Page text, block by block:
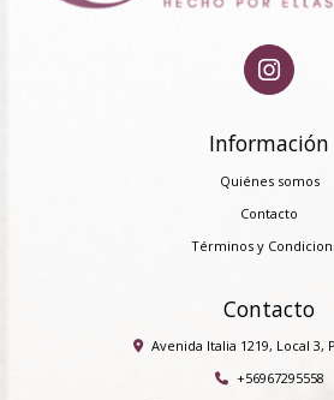
Información
Quiénes somos
Contacto
Términos y
Contacto
Avenida Italia 1219, Local 3,
+56967295558